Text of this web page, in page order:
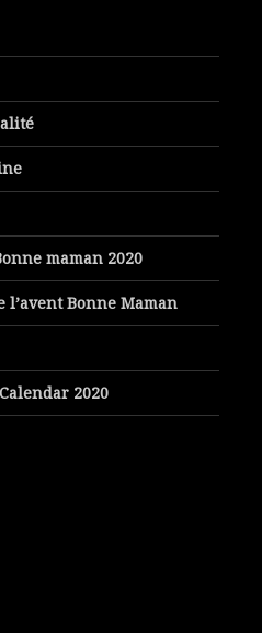
maman 2020
Bonne Maman
2020